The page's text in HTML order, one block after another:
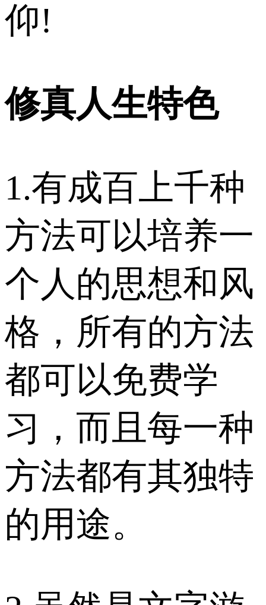
仰!
修真人生特色
1.有成百上千种
方法可以培养一
个人的思想和风
格，所有的方法
都可以免费学
习，而且每一种
方法都有其独特
的用途。